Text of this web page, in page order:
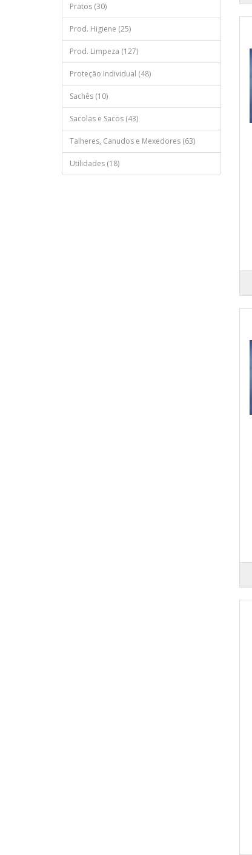
Pratos (30)
Prod. Higiene (25)
Prod. Limpeza (127)
Proteção Individual (48)
Sachês (10)
Sacolas e Sacos (43)
Talheres, Canudos e Mexedores (63)
Utilidades (18)